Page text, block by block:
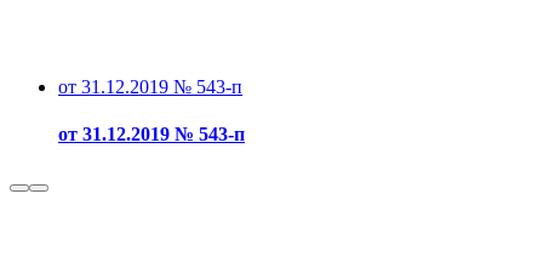
от 31.12.2019 № 543-п
от 31.12.2019 № 543-п